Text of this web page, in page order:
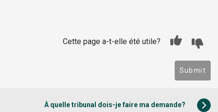
Cette page a-t-elle été utile?
Submit
À quelle tribunal dois-je faire ma demande?